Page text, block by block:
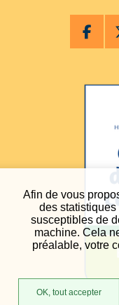
Afin de vous
des
susceptibles de
machine. Cela
préalable, votre
OK, tout accepter